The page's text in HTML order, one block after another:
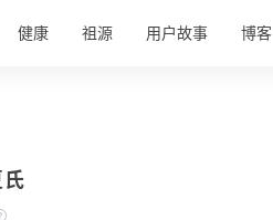
健康 祖源 用户故事 博客